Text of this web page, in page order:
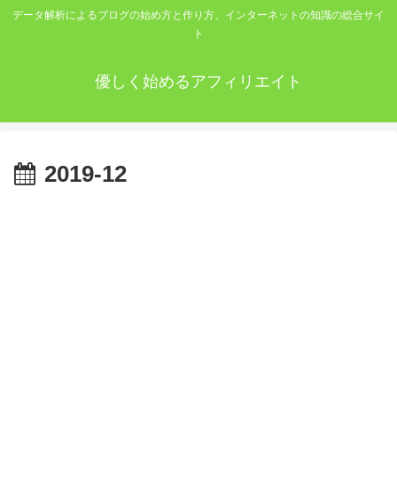
データ解析によるブログの始め方と作り方、インターネットの知識の総合サイ
ト
優しく始めるアフィリエイト
2019-12